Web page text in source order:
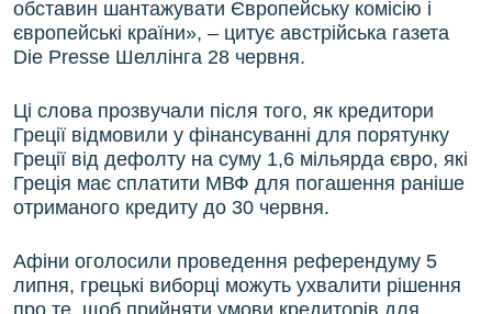
обставин шантажувати Європейську комісію і
європейські країни», – цитує австрійська газета
Die Presse Шеллінга 28 червня.
Ці слова прозвучали після того, як кредитори
Греції відмовили у фінансуванні для порятунку
Греції від дефолту на суму 1,6 мільярда євро, які
Греція має сплатити МВФ для погашення раніше
отриманого кредиту до 30 червня.
Афіни оголосили проведення референдуму 5
липня, грецькі виборці можуть ухвалити рішення